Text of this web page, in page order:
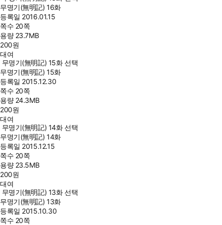
무명기(無明記) 16화
등록일 2016.01.15
쪽수 20쪽
용량 23.7MB
200원
대여
무명기(無明記) 15화 선택
무명기(無明記) 15화
등록일 2015.12.30
쪽수 20쪽
용량 24.3MB
200원
대여
무명기(無明記) 14화 선택
무명기(無明記) 14화
등록일 2015.12.15
쪽수 20쪽
용량 23.5MB
200원
대여
무명기(無明記) 13화 선택
무명기(無明記) 13화
등록일 2015.10.30
쪽수 20쪽